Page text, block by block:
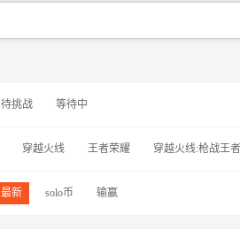
待挑战 等待中
穿越火线 王者荣耀 穿越火线:枪战王者
最新 solo币 输赢